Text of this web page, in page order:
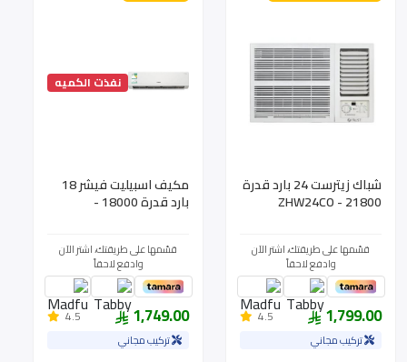
شباك زيترست 24 بارد قدرة
21800 - ZHW24CO
قسّمها على طريقتك، اشتر الآن
وادفع لاحقاً
1,799.00
4.5
تركيب مجاني
نفذت الكميه
مكيف اسبيليت فيشر 18
بارد قدرة 18000 -
قسّمها على طريقتك، اشتر الآن
وادفع لاحقاً
1,749.00
4.5
تركيب مجاني